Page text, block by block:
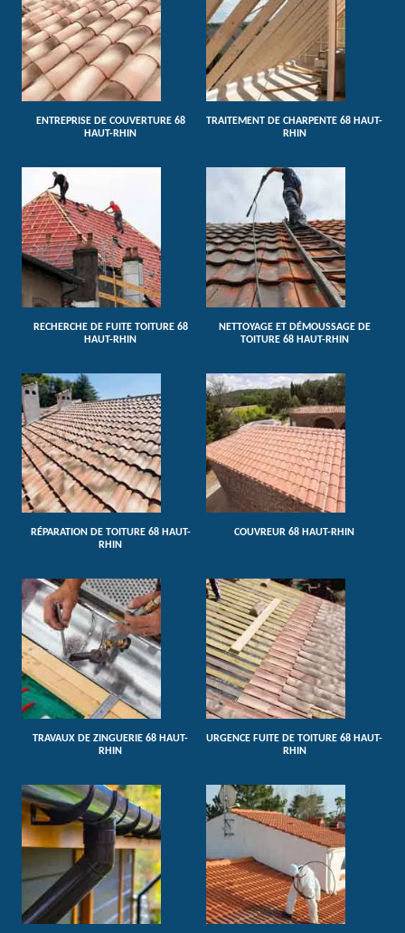
ENTREPRISE DE COUVERTURE 68
HAUT-RHIN
TRAITEMENT DE CHARPENTE 68 HAUT-
RHIN
RECHERCHE DE FUITE TOITURE 68
HAUT-RHIN
NETTOYAGE ET DÉMOUSSAGE DE
TOITURE 68 HAUT-RHIN
RÉPARATION DE TOITURE 68 HAUT-
RHIN
COUVREUR 68 HAUT-RHIN
TRAVAUX DE ZINGUERIE 68 HAUT-
RHIN
URGENCE FUITE DE TOITURE 68 HAUT-
RHIN